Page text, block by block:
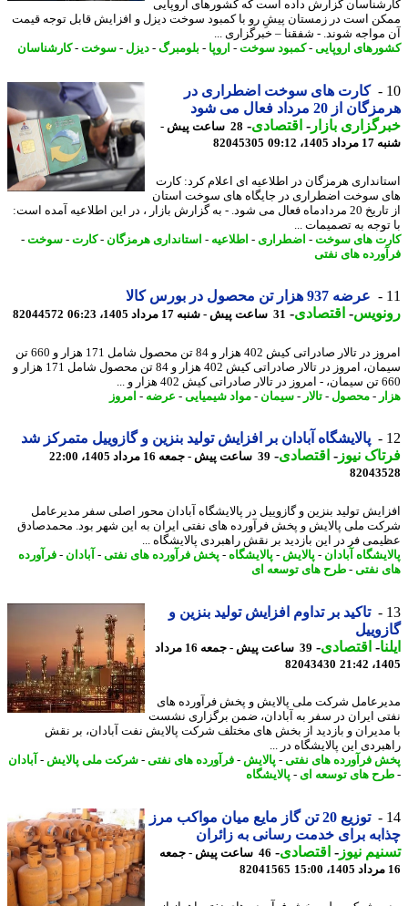
گزارش داده است که کشورهای اروپایی
است در زمستان پیشِ رو با کمبود سوخت دیزل و افزایش قابل توجه قیمت
شوند. - شفقنا – خبرگزاری ...
اروپایی-کمبود سوخت-اروپا - بلومبرگ- دیزل-سوخت-کارشناسان
کارت های سوخت اضطراری در
از 20 مرداد فعال می شود
بازار- اقتصادی-
28 ساعت پیش -
09:12
82045305
هرمزگان در اطلاعیه ای اعلام کرد: کارت
سوخت اضطراری در جایگاه های سوخت استان
از تاریخ 20 مردادماه فعال می شود. - به گزارش بازار ، در این اطلاعیه آمده است:
به تصمیمات ...
های سوخت-اضطراری - اطلاعیه-استانداری هرمزگان -کارت- سوخت-
های نفتی
عرضه 937 هزار تن محصول در بورس کالا
-اقتصادی-31 ساعت پیش - شنبه 17 مرداد 1405، 06:23 82044572
امروز در تالار صادراتی کیش 402 هزار و 84 تن محصول شامل 171 هزار و 660 تن
سیمان، امروز در تالار صادراتی کیش 402 هزار و 84 تن محصول شامل 171 هزار و
- محصول-تالار -سیمان-مواد شیمیایی-عرضه-امروز
پالایشگاه آبادان بر افزایش تولید بنزین و گازوییل متمرکز شد
نیوز-اقتصادی-39 ساعت پیش - جمعه 16 مرداد 1405، 22:00
تولید بنزین و گازوییل در پالایشگاه آبادان محور اصلی سفر مدیرعامل
ملی پالایش و پخش فرآورده های نفتی ایران به این شهر بود. محمدصادق
فر در این بازدید بر نقش راهبردی پالایشگاه ...
آبادان- پالایش-پالایشگاه-پخش فرآورده های نفتی-آبادان- فرآورده
نفتی-طرح های توسعه ای
تاکید بر تداوم افزایش تولید بنزین و
-اقتصادی-
39 ساعت پیش - جمعه 16 مرداد
82043430
شرکت ملی پالایش و پخش فرآورده های
ایران در سفر به آبادان، ضمن برگزاری نشست
و بازدید از بخش های مختلف شرکت پالایش نفت آبادان، بر نقش
این پالایشگاه در ...
فرآورده های نفتی-پالایش-فرآورده های نفتی-شرکت ملی پالایش-آبادان
های توسعه ای- پالایشگاه
توزیع 20 تن گاز مایع میان مواکب مرز
برای خدمت رسانی به زائران
نیوز-اقتصادی-
46 ساعت پیش - جمعه
82041565